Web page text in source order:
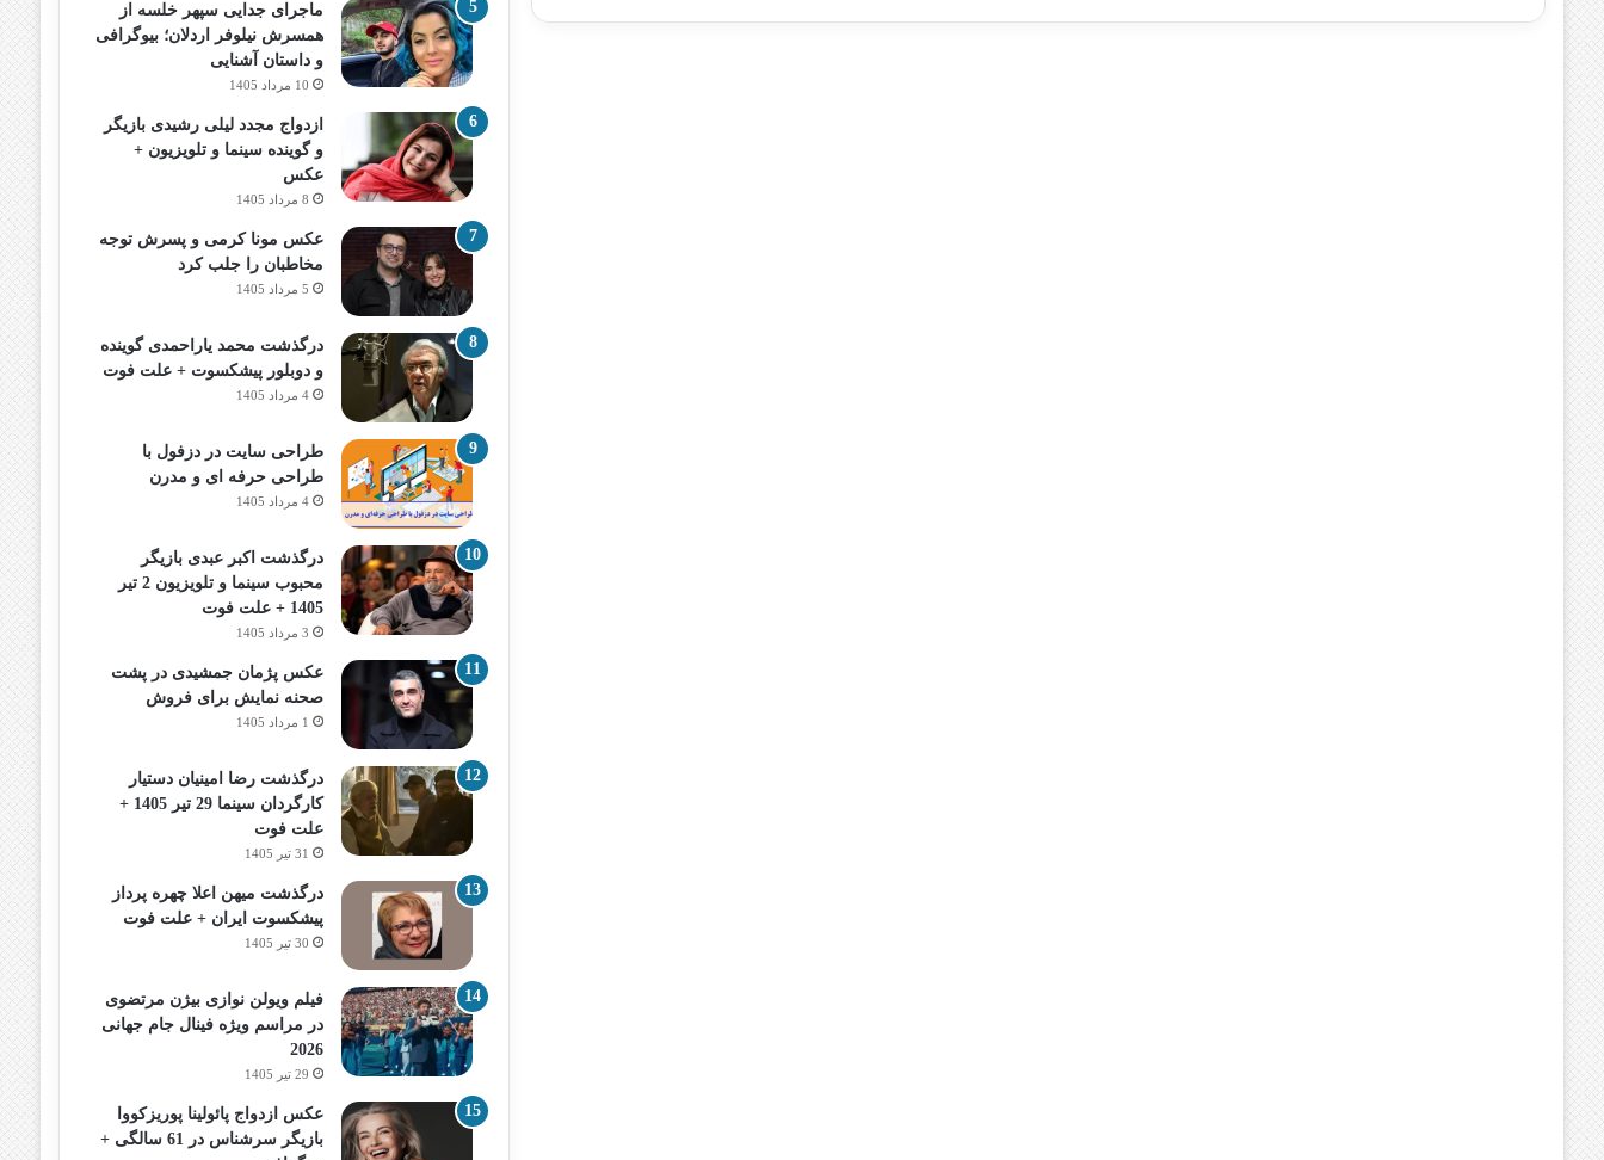
ماجرای جدایی سپهر خلسه از
همسرش نیلوفر اردلان؛ بیوگرافی
و داستان آشنایی
10 مرداد 1405
ازدواج مجدد لیلی رشیدی بازیگر
و گوینده سینما و تلویزیون +
عکس
8 مرداد 1405
عکس مونا کرمی و پسرش توجه
مخاطبان را جلب کرد
5 مرداد 1405
درگذشت محمد یاراحمدی گوینده
و دوبلور پیشکسوت + علت فوت
4 مرداد 1405
طراحی سایت در دزفول با
طراحی حرفه‌ ای و مدرن
4 مرداد 1405
درگذشت اکبر عبدی بازیگر
محبوب سینما و تلویزیون 2 تیر
1405 + علت فوت
3 مرداد 1405
عکس پژمان جمشیدی در پشت
صحنه نمایش برای فروش
1 مرداد 1405
درگذشت رضا امینیان دستیار
کارگردان سینما 29 تیر 1405 +
علت فوت
31 تیر 1405
درگذشت میهن اعلا چهره پرداز
پیشکسوت ایران + علت فوت
30 تیر 1405
فیلم ویولن نوازی بیژن مرتضوی
در مراسم ویژه فینال جام جهانی
2026
29 تیر 1405
عکس ازدواج پائولینا پوریزکووا
بازیگر سرشناس در 61 سالگی +